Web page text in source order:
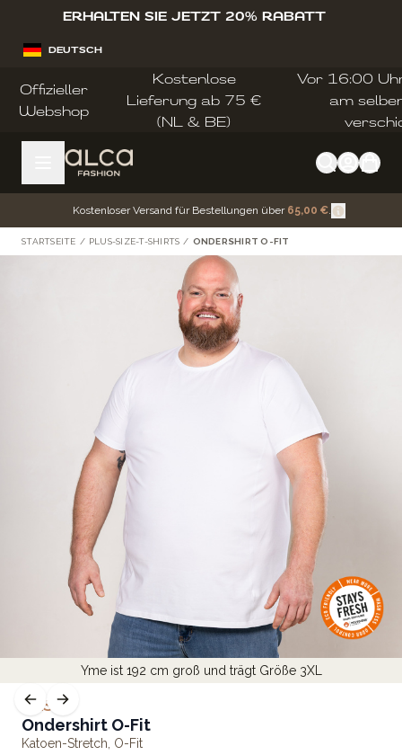
Zum Inhalt springen
ERHALTEN SIE JETZT 20% RABATT
Offizieller
Webshop
Kostenlose
Lieferung ab 75 €
(NL & BE)
Vor 16:00
am
DEUTSCH
Kostenloser Versand für Bestellungen über 65,00 €.
STARTSEITE / PLUS-SIZE-T-SHIRTS / ONDERSHIRT O-FIT
Yme ist 192 cm groß und trägt Größe 3XL
BASIC
Ondershirt O-Fit
Katoen-Stretch O-Fit